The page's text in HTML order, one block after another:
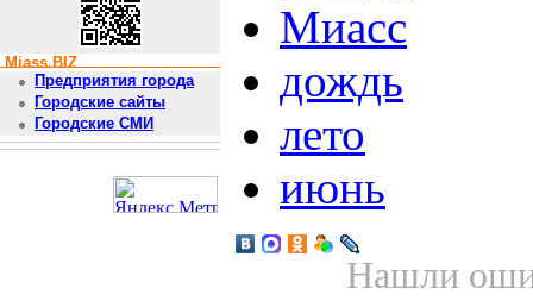
Miass.BIZ
Предприятия города
Городские сайты
Городские СМИ
Миасс
дождь
лето
июнь
Нашли